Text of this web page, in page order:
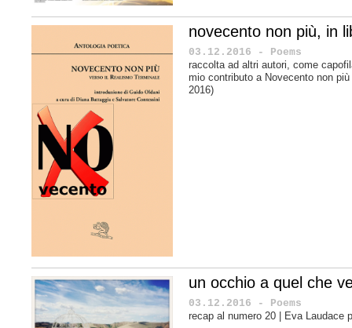
novecento non più, in
03.12.2016 - Poems
raccolta ad altri autori, come
mio contributo a Novecento non
2016)
un occhio a quel che
03.12.2016 - Poems
recap al numero 20 | Eva Laudace